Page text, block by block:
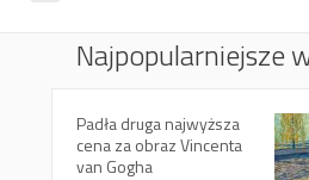
Najpopularniejsze
Padła druga najwyższa
cena za obraz Vincenta
van Gogha